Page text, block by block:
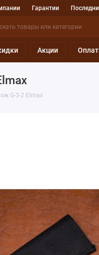
Гарантии
Акции
G-3-2 Elmax